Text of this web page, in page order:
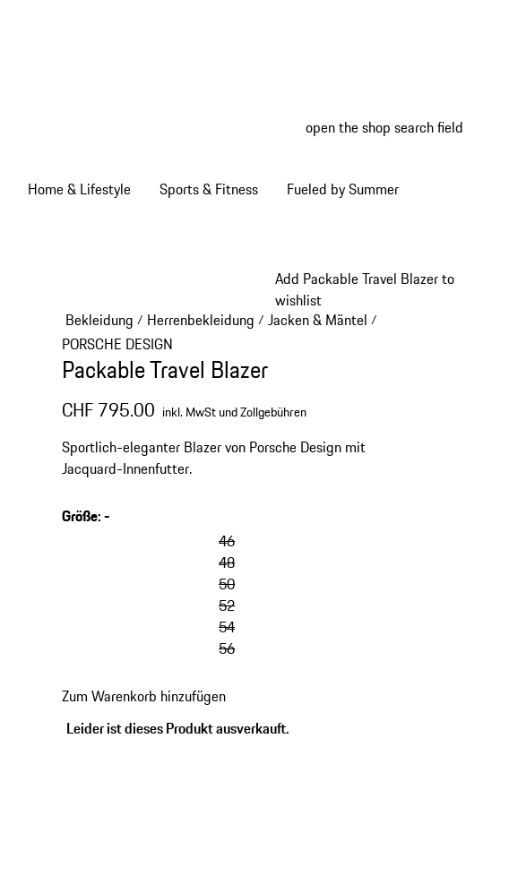
open the shop search field
Home & Lifestyle Sports & Fitness Fueled by Summer
Add Packable Travel Blazer to
wishlist
Bekleidung / Herrenbekleidung / Jacken & Mäntel /
PORSCHE DESIGN
Packable Travel Blazer
CHF 795.00 inkl. MwSt und Zollgebühren
Sportlich-eleganter Blazer von Porsche Design mit
Jacquard-Innenfutter.
Größe:-
46
48
50
52
54
56
Zum Warenkorb hinzufügen
Leider ist dieses Produkt ausverkauft.